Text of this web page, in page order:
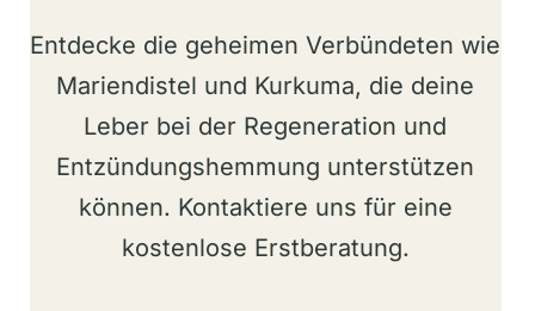
Entdecke die geheimen Verbündeten wie
Mariendistel und Kurkuma, die deine
Leber bei der Regeneration und
Entzündungshemmung unterstützen
können. Kontaktiere uns für eine
kostenlose Erstberatung.